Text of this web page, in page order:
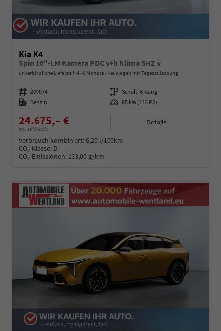
Kia K4
Spin 16"-LM Kamera PDC v+h Klima SHZ v
unverbindliche Lieferzeit: 4 - 6 Monate Neuwagen mit Tageszulassung
Fahrzeugnummer 200074 Getriebe Schalt. 6-Gang
Kraftstoff Benzin Leistung 85 kW (116 PS)
24.675,– €
incl. 19% MwSt.
Details
Verbrauch kombiniert:6,20 l/100km
CO2-Klasse: D
CO2-Emissionen: 133,00 g/km